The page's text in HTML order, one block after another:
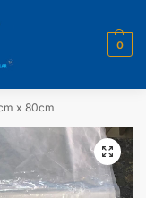
0
x 80cm